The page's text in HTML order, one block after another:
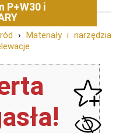
P+W30 i
› Materiały i narzędzia